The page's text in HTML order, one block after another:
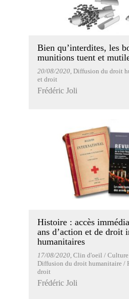
Bien qu’interdites, les
munitions tuent et
20/08/2020, Diffusion du droit
et droit
Frédéric Joli
Histoire : accès
ans d’action et de droit
humanitaires
17/08/2020, Clin d'oeil /
Diffusion du droit humanitaire /
droit
Frédéric Joli